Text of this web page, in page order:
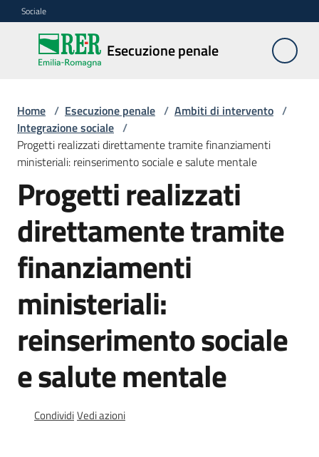
Vai al contenuto
Vai alla navigazione
Vai al footer
Sociale
Esecuzione penale
Esecuzione
penale
Ambiti
di
intervento
Territori
per
il
reinserimento
Documentazione
Home / Esecuzione penale / Ambiti di intervento /
Integrazione sociale /
Progetti realizzati direttamente tramite finanziamenti
ministeriali: reinserimento sociale e salute mentale
Progetti realizzati
direttamente tramite
finanziamenti
ministeriali:
reinserimento sociale
e salute mentale
CondividiVedi azioni